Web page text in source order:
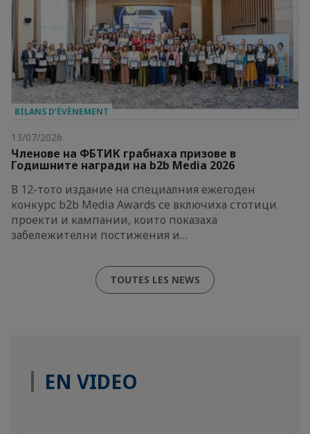
BILANS D’ÉVÈNEMENT
13/07/2026
Членове на ФБТИК грабнаха призове в
Годишните награди на b2b Media 2026
В 12-тото издание на специалния ежегоден
конкурс b2b Media Awards се включиха стотици
проекти и кампании, които показаха
забележителни постижения и…
TOUTES LES NEWS
EN VIDEO